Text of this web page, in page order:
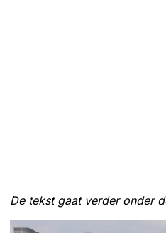
De tekst gaat verder onder